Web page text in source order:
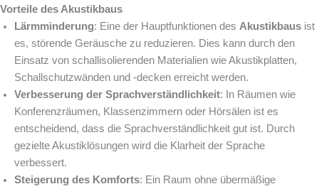
Vorteile des Akustikbaus
Lärmminderung: Eine der Hauptfunktionen des Akustikbaus ist
es, störende Geräusche zu reduzieren. Dies kann durch den
Einsatz von schallisolierenden Materialien wie Akustikplatten,
Schallschutzwänden und -decken erreicht werden.
Verbesserung der Sprachverständlichkeit: In Räumen wie
Konferenzräumen, Klassenzimmern oder Hörsälen ist es
entscheidend, dass die Sprachverständlichkeit gut ist. Durch
gezielte Akustiklösungen wird die Klarheit der Sprache
verbessert.
Steigerung des Komforts: Ein Raum ohne übermäßige